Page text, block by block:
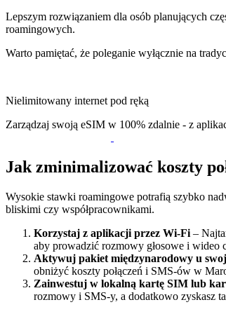
Lepszym rozwiązaniem dla osób planujących
roamingowych.
Warto pamiętać, że poleganie wyłącznie na
Nielimitowany internet pod ręką
Zarządzaj swoją eSIM w 100% zdalnie - z
Jak zminimalizować koszty
Wysokie stawki roamingowe potrafią szybko
bliskimi czy współpracownikami.
Korzystaj z aplikacji przez Wi-Fi –
aby prowadzić rozmowy głosowe i wideo
Aktywuj pakiet międzynarodowy u
obniżyć koszty połączeń i SMS-ów w
Zainwestuj w lokalną kartę SIM lub
rozmowy i SMS-y, a dodatkowo zyskasz